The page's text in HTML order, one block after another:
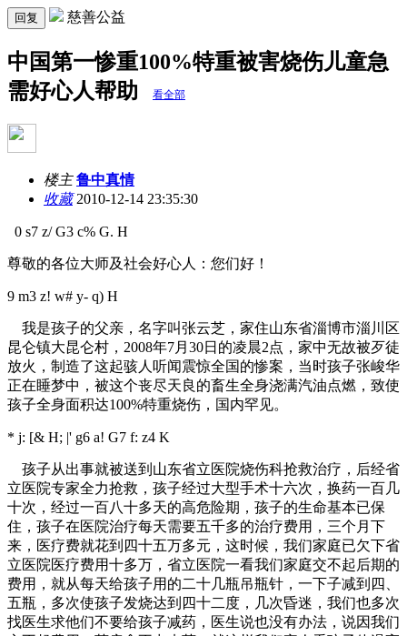
回复 慈善公益
中国第一惨重100%特重被害烧伤儿童急
需好心人帮助
看全部
楼主 鲁中真情
收藏2010-12-14 23:35:30
0 s7 z/ G3 c% G. H
尊敬的各位大师及社会好心人：您们好！
9 m3 z! w# y- q) H
我是孩子的父亲，名字叫张云芝，家住山东省淄博市淄川区
昆仑镇大昆仑村，2008年7月30日的凌晨2点，家中无故被歹徒
放火，制造了这起骇人听闻震惊全国的惨案，当时孩子张峻华
正在睡梦中，被这个丧尽天良的畜生全身浇满汽油点燃，致使
孩子全身面积达100%特重烧伤，国内罕见。
* j: [& H; |' g6 a! G7 f: z4 K
孩子从出事就被送到山东省立医院烧伤科抢救治疗，后经省
立医院专家全力抢救，孩子经过大型手术十六次，换药一百几
十次，经过一百八十多天的高危险期，孩子的生命基本已保
住，孩子在医院治疗每天需要五千多的治疗费用，三个月下
来，医疗费就花到四十五万多元，这时候，我们家庭已欠下省
立医院医疗费用十多万，省立医院一看我们家庭交不起后期的
费用，就从每天给孩子用的二十几瓶吊瓶针，一下子减到四、
五瓶，多次使孩子发烧达到四十二度，几次昏迷，我们也多次
找医生求他们不要给孩子减药，医生说也没有办法，说因我们